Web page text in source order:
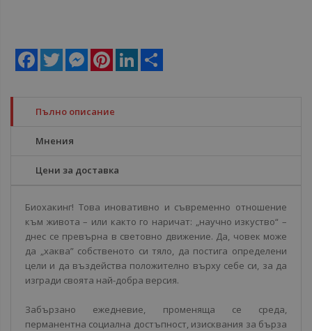
Facebook
Twitter MessengerPinterestLinkedIn
Пълно описание
Мнения
Цени за доставка
Биохакинг! Това иновативно и съвременно отношение
към живота – или както го наричат: „научно изкуство“ –
днес се превърна в световно движение. Да, човек може
да „хаква” собственото си тяло, да постига определени
цели и да въздейства положително върху себе си, за да
изгради своята най-добра версия.
Забързано ежедневие, променяща се среда,
перманентна социална достъпност, изисквания за бърза